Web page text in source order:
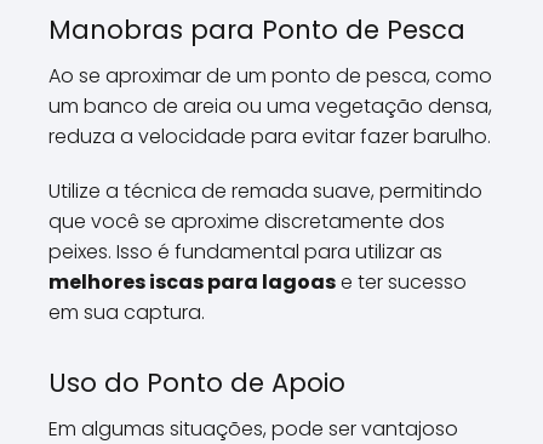
Manobras para Ponto de Pesca
Ao se aproximar de um ponto de pesca, como
um banco de areia ou uma vegetação densa,
reduza a velocidade para evitar fazer barulho.
Utilize a técnica de remada suave, permitindo
que você se aproxime discretamente dos
peixes. Isso é fundamental para utilizar as
melhores iscas para lagoase ter sucesso
em sua captura.
Uso do Ponto de Apoio
Em algumas situações, pode ser vantajoso